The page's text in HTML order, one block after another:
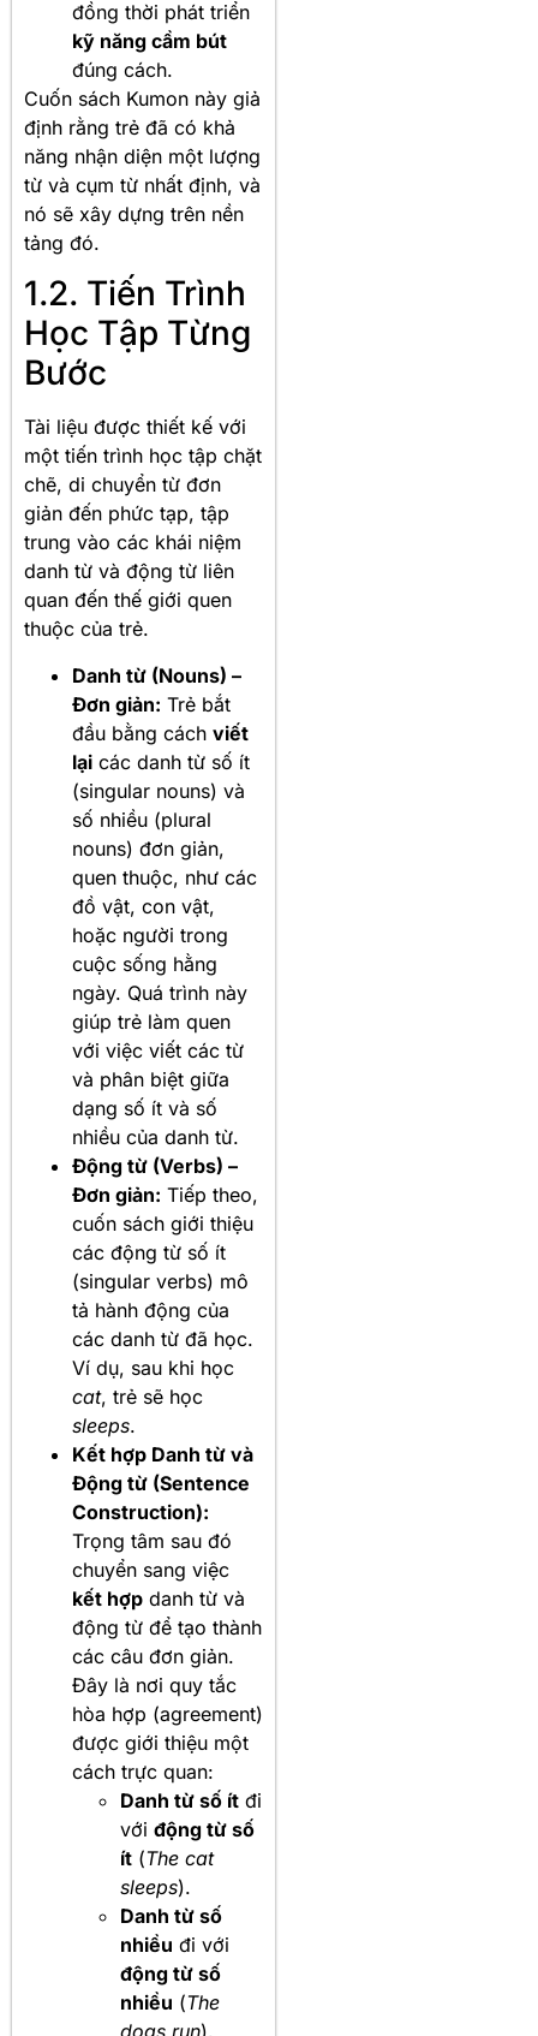
đồng thời phát triển
kỹ năng cầm bút
đúng cách.
Cuốn sách Kumon này giả
định rằng trẻ đã có khả
năng nhận diện một lượng
từ và cụm từ nhất định, và
nó sẽ xây dựng trên nền
tảng đó.
1.2. Tiến Trình
Học Tập Từng
Bước
Tài liệu được thiết kế với
một tiến trình học tập chặt
chẽ, di chuyển từ đơn
giản đến phức tạp, tập
trung vào các khái niệm
danh từ và động từ liên
quan đến thế giới quen
thuộc của trẻ.
Danh từ (Nouns) –
Đơn giản: Trẻ bắt
đầu bằng cách viết
lại các danh từ số ít
(singular nouns) và
số nhiều (plural
nouns) đơn giản,
quen thuộc, như các
đồ vật, con vật,
hoặc người trong
cuộc sống hằng
ngày. Quá trình này
giúp trẻ làm quen
với việc viết các từ
và phân biệt giữa
dạng số ít và số
nhiều của danh từ.
Động từ (Verbs) –
Đơn giản: Tiếp theo,
cuốn sách giới thiệu
các động từ số ít
(singular verbs) mô
tả hành động của
các danh từ đã học.
Ví dụ, sau khi học
cat, trẻ sẽ học
sleeps.
Kết hợp Danh từ và
Động từ (Sentence
Construction):
Trọng tâm sau đó
chuyển sang việc
kết hợp danh từ và
động từ để tạo thành
các câu đơn giản.
Đây là nơi quy tắc
hòa hợp (agreement)
được giới thiệu một
cách trực quan:
Danh từ số ít đi
với động từ số
ít (The cat
sleeps).
Danh từ số
nhiều đi với
động từ số
nhiều (The
dogs run).